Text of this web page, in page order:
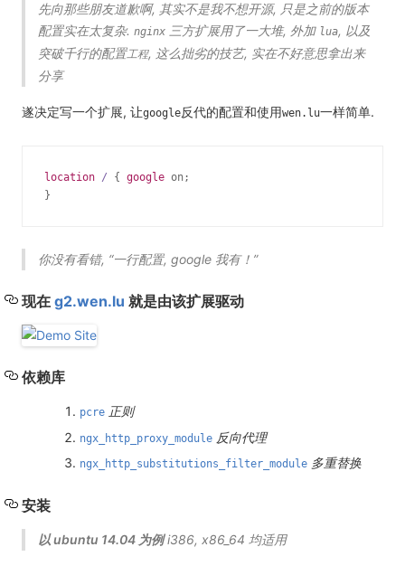
先向那些朋友道歉啊, 其实不是我不想开源, 只是之前的版本
配置实在太复杂. nginx三方扩展用了一大堆, 外加 lua, 以及
突破千行的配置工程, 这么拙劣的技艺, 实在不好意思拿出来
分享
遂决定写一个扩展, 让google反代的配置和使用wen.lu一样简单.
location / { google on;
}
你没有看错, “一行配置, google 我有！”
现在 g2.wen.lu 就是由该扩展驱动
依赖库
pcre 正则
ngx_http_proxy_module 反向代理
ngx_http_substitutions_filter_module 多重替换
安装
以 ubuntu 14.04 为例 i386, x86_64 均适用